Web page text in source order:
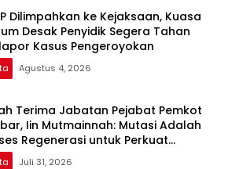
Dilimpahkan ke Kejaksaan, Kuasa
Desak Penyidik Segera Tahan
Kasus Pengeroyokan
Agustus 4, 2026
Terima Jabatan Pejabat Pemkot
Iin Mutmainnah: Mutasi Adalah
Regenerasi untuk Perkuat
Publik
Juli 31, 2026